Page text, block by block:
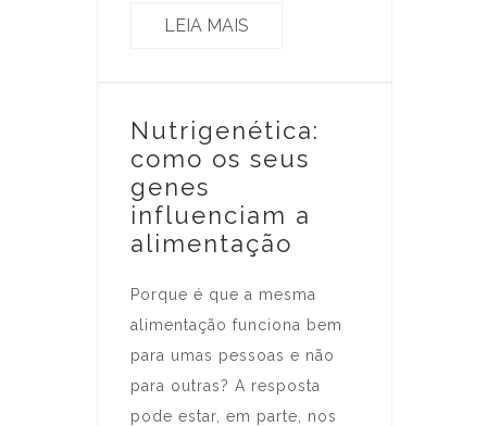
LEIA MAIS
Nutrigenética:
como os seus
genes
influenciam a
alimentação
Porque é que a mesma
alimentação funciona bem
para umas pessoas e não
para outras? A resposta
pode estar, em parte, nos